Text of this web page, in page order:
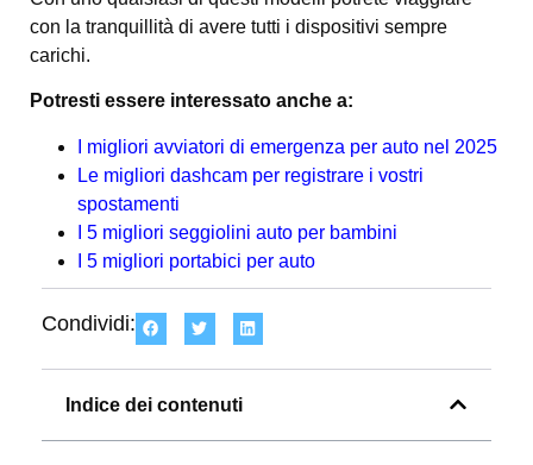
con la tranquillità di avere tutti i dispositivi sempre
carichi.
Potresti essere interessato anche a:
I migliori avviatori di emergenza per auto nel 2025
Le migliori dashcam per registrare i vostri
spostamenti
I 5 migliori seggiolini auto per bambini
I 5 migliori portabici per auto
Condividi:
Indice dei contenuti